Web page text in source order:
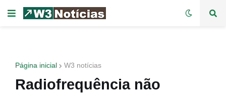
Página inicial W3 notícias
Radiofrequência não